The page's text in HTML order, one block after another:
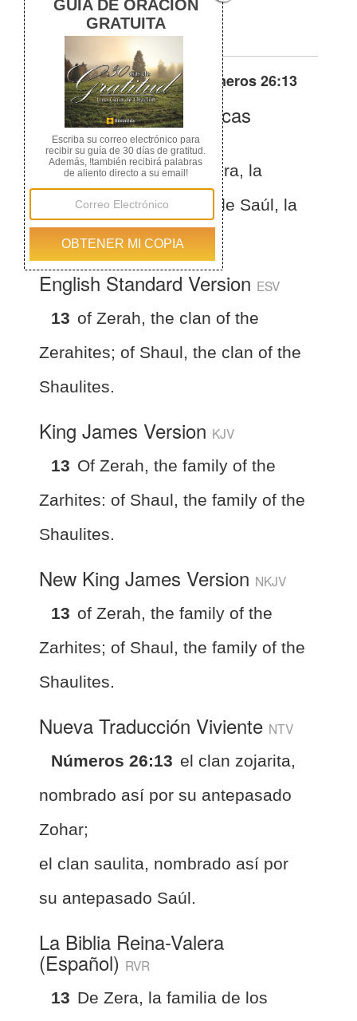
de los saulitas
Otras traducciones de Números 26:13
La Biblia de las Américas
(Español)BLA
Números 26:13 de Zera, la
familia de los zeraítas; de Saúl, la
familia de los saulitas.
English Standard Version ESV
13 of Zerah, the clan of the
Zerahites; of Shaul, the clan of the
Shaulites.
King James Version KJV
13 Of Zerah, the family of the
Zarhites: of Shaul, the family of the
Shaulites.
New King James Version NKJV
13 of Zerah, the family of the
Zarhites; of Shaul, the family of the
Shaulites.
Nueva Traducción Viviente NTV
Números 26:13 el clan zojarita,
nombrado así por su antepasado
Zohar;
el clan saulita, nombrado así por
su antepasado Saúl.
La Biblia Reina-Valera
(Español) RVR
13 De Zera, la familia de los